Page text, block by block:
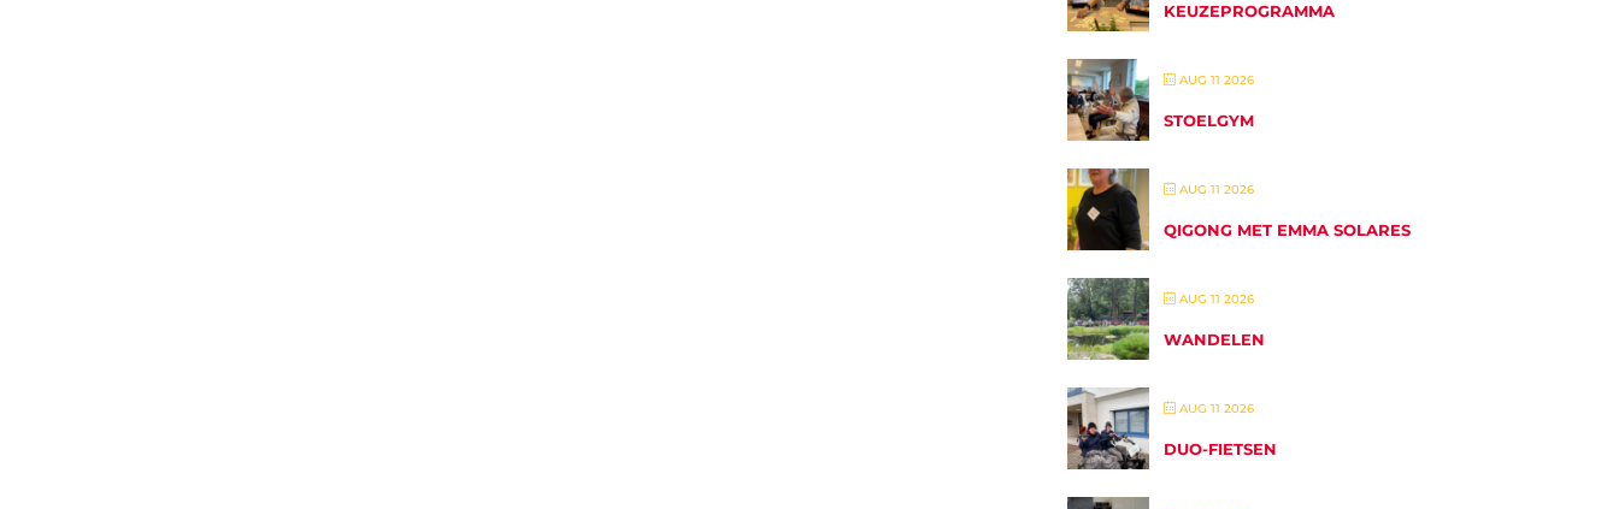
KEUZEPROGRAMMA
AUG 11 2026
STOELGYM
AUG 11 2026
QIGONG MET EMMA SOLARES
AUG 11 2026
WANDELEN
AUG 11 2026
DUO-FIETSEN